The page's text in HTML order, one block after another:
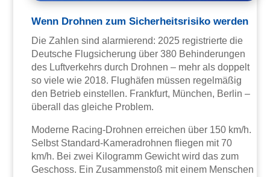
Wenn Drohnen zum Sicherheitsrisiko werden
Die Zahlen sind alarmierend: 2025 registrierte die
Deutsche Flugsicherung über 380 Behinderungen
des Luftverkehrs durch Drohnen – mehr als doppelt
so viele wie 2018. Flughäfen müssen regelmäßig
den Betrieb einstellen. Frankfurt, München, Berlin –
überall das gleiche Problem.
Moderne Racing-Drohnen erreichen über 150 km/h.
Selbst Standard-Kameradrohnen fliegen mit 70
km/h. Bei zwei Kilogramm Gewicht wird das zum
Geschoss. Ein Zusammenstoß mit einem Menschen